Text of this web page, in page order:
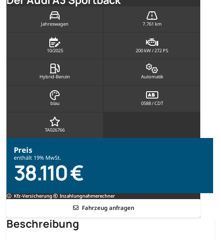
Jahreswagen 7.761 km
10/2025 200 kW / 272 PS
Hybrid-Benzin Automatik
blau 0588 / CDT
TA026766
Preis
enthält 19% MwSt.
38.110 €
Kfz-Versicherung Inzahlungnahmerechner
Fahrzeug anfragen
Beschreibung